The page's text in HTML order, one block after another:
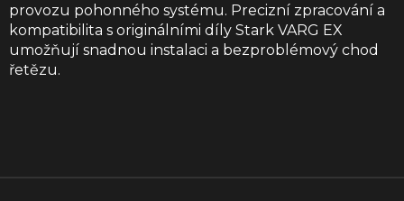
provozu pohonného systému. Precizní zpracování a
kompatibilita s originálními díly Stark VARG EX
umožňují snadnou instalaci a bezproblémový chod
řetězu.